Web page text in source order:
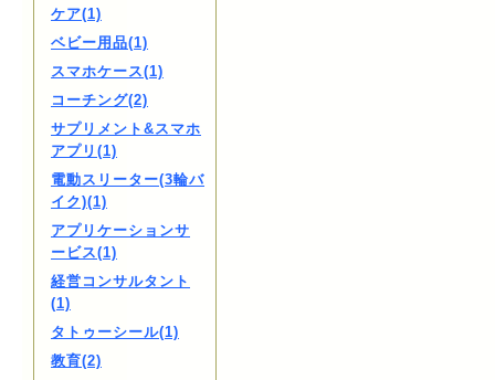
ケア(1)
ベビー用品(1)
スマホケース(1)
コーチング(2)
サプリメント&スマホ
アプリ(1)
電動スリーター(3輪バ
イク)(1)
アプリケーションサ
ービス(1)
経営コンサルタント
(1)
タトゥーシール(1)
教育(2)